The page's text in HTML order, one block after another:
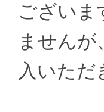
ございま
ません
入いただ